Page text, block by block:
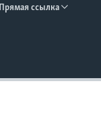
Прямая ссылка